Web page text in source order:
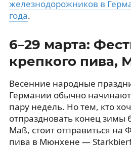
железнодорожников в
года.
6–29 марта:
крепкого пива,
Весенние народные
Германии обычно
пару недель. Но тем, кто
отпраздновать конец
Maß, стоит отправиться на
пива в Мюнхене —